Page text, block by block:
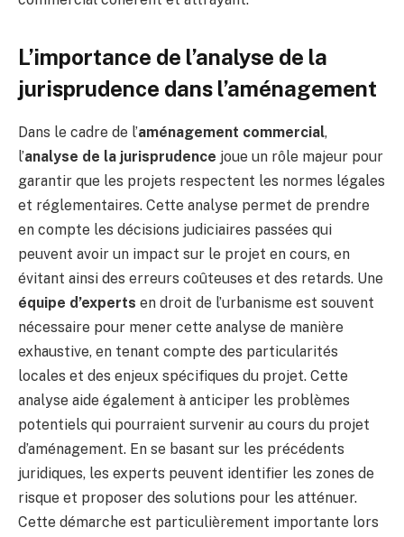
L’importance de l’analyse de la
jurisprudence dans l’aménagement
Dans le cadre de l’aménagement commercial,
l’analyse de la jurisprudence joue un rôle majeur pour
garantir que les projets respectent les normes légales
et réglementaires. Cette analyse permet de prendre
en compte les décisions judiciaires passées qui
peuvent avoir un impact sur le projet en cours, en
évitant ainsi des erreurs coûteuses et des retards. Une
équipe d’experts en droit de l’urbanisme est souvent
nécessaire pour mener cette analyse de manière
exhaustive, en tenant compte des particularités
locales et des enjeux spécifiques du projet. Cette
analyse aide également à anticiper les problèmes
potentiels qui pourraient survenir au cours du projet
d’aménagement. En se basant sur les précédents
juridiques, les experts peuvent identifier les zones de
risque et proposer des solutions pour les atténuer.
Cette démarche est particulièrement importante lors